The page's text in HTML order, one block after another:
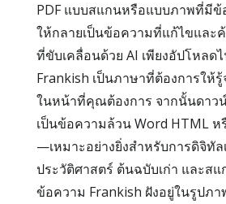
PDF แบบสแกนหรือแบบภาพที่มีข้
ให้กลายเป็นข้อความที่แก้ไขและ
ที่ขับเคลื่อนด้วย AI เพียงอัปโหลดไ
Frankish เป็นภาษาที่ต้องการให้รู้
ในหน้าที่คุณต้องการ จากนั้นดาว
เป็นข้อความล้วน Word HTML ห
—เหมาะอย่างยิ่งสำหรับการดิจิทัล
ประวัติศาสตร์ ต้นฉบับเก่า และส
ข้อความ Frankish ฝังอยู่ในรูปภา